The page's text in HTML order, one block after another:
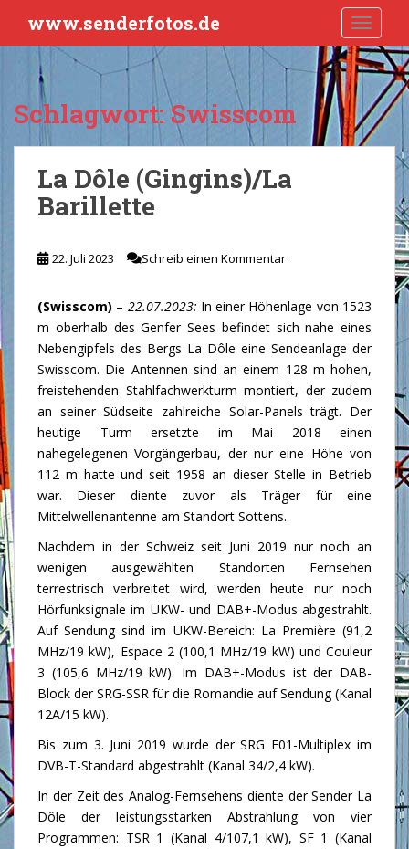
i
t
www.senderfotos.de
Schlagwort:Swisscom
La Dôle (Gingins)/La
Barillette
22. Juli 2023 Schreib einen Kommentar
(Swisscom) – 22.07.2023: In einer Höhenlage von 1523
m oberhalb des Genfer Sees befindet sich nahe eines
Nebengipfels des Bergs La Dôle eine Sendeanlage der
Swisscom. Die Antennen sind an einem 128 m hohen,
freistehenden Stahlfachwerkturm montiert, der zudem
an seiner Südseite zahlreiche Solar-Panels trägt. Der
heutige Turm ersetzte im Mai 2018 einen
nahegelegenen Vorgängerbau, der nur eine Höhe von
112 m hatte und seit 1958 an dieser Stelle in Betrieb
war. Dieser diente zuvor als Träger für eine
Mittelwellenantenne am Standort Sottens.
Nachdem in der Schweiz seit Juni 2019 nur noch an
wenigen ausgewählten Standorten Fernsehen
terrestrisch verbreitet wird, werden heute nur noch
Hörfunksignale im UKW- und DAB+-Modus abgestrahlt.
Auf Sendung sind im UKW-Bereich: La Première (91,2
MHz/19 kW), Espace 2 (100,1 MHz/19 kW) und Couleur
3 (105,6 MHz/19 kW). Im DAB+-Modus ist der DAB-
Block der SRG-SSR für die Romandie auf Sendung (Kanal
12A/15 kW).
Bis zum 3. Juni 2019 wurde der SRG F01-Multiplex im
DVB-T-Standard abgestrahlt (Kanal 34/2,4 kW).
In der Zeit des Analog-Fernsehens diente der Sender La
Dôle der leistungsstarken Abstrahlung von vier
Programmen: TSR 1 (Kanal 4/107,1 kW), SF 1 (Kanal